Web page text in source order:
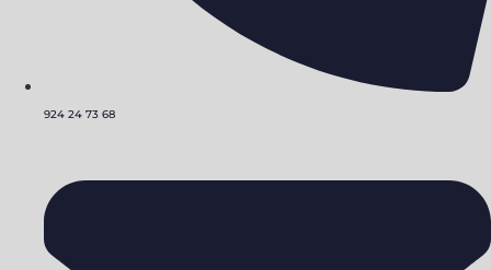
924 24 73 68